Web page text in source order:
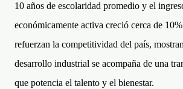
10 años de escolaridad promedio y el
económicamente activa creció cerca de
refuerzan la competitividad del país,
desarrollo industrial se acompaña de una
que potencia el talento y el bienestar.